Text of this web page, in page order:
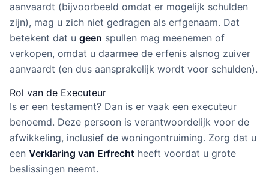
aanvaardt (bijvoorbeeld omdat er mogelijk schulden
zijn), mag u zich niet gedragen als erfgenaam. Dat
betekent dat u geen spullen mag meenemen of
verkopen, omdat u daarmee de erfenis alsnog zuiver
aanvaardt (en dus aansprakelijk wordt voor schulden).
Rol van de Executeur
Is er een testament? Dan is er vaak een executeur
benoemd. Deze persoon is verantwoordelijk voor de
afwikkeling, inclusief de woningontruiming. Zorg dat u
een Verklaring van Erfrecht heeft voordat u grote
beslissingen neemt.